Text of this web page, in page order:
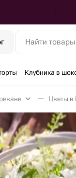
Найти
Клубника в
Цветы в